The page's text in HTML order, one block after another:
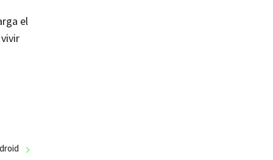
el